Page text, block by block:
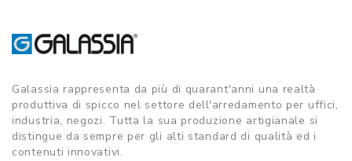
Galassia rappresenta da più di quarant'anni una realtà
produttiva di spicco nel settore dell'arredamento per uffici,
industria, negozi. Tutta la sua produzione artigianale si
distingue da sempre per gli alti standard di qualità ed i
contenuti innovativi.